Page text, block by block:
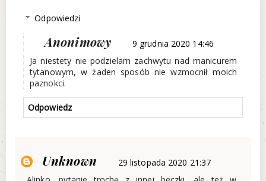
Odpowiedzi
Anonimowy
9 grudnia 2020 14:46
Ja niestety nie podzielam zachwytu nad manicurem
tytanowym, w żaden sposób nie wzmocnił moich
paznokci.
Odpowiedz
Unknown
29 listopada 2020 21:37